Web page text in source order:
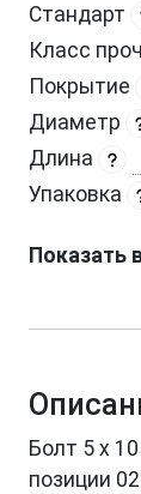
Стандарт
Класс
Покрытие
Диаметр
Длина
Упаковка
Показать
Болт 5 х
позиции